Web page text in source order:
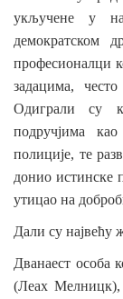
укључене у
демократском
професионалци
задацима,
Одиграли су
подручјима
полиције, те
донио истинске
утицао на
Дали су највећу
Дванаест особа
(Леах